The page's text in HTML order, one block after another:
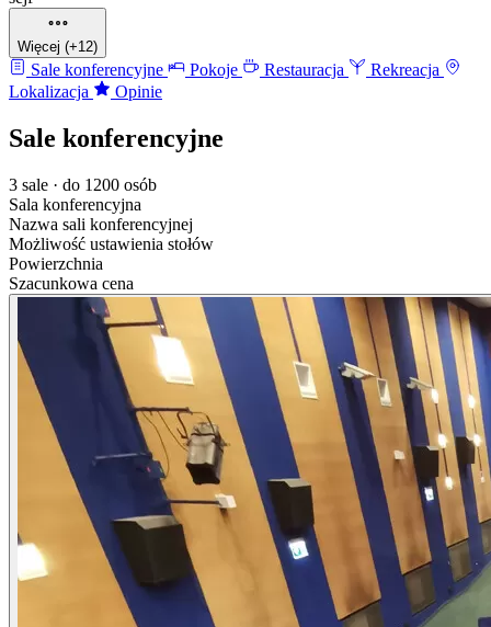
Więcej (+12)
Sale konferencyjne Pokoje Restauracja
Rekreacja
Lokalizacja
Opinie
Sale konferencyjne
3 sale · do 1200 osób
Sala konferencyjna
Nazwa sali konferencyjnej
Możliwość ustawienia stołów
Powierzchnia
Szacunkowa cena